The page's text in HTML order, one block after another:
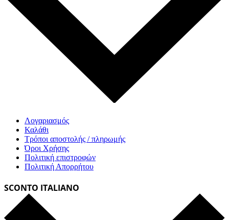
Λογαριασμός
Καλάθι
Τρόποι αποστολής / πληρωμής
Όροι Χρήσης
Πολιτική επιστροφών
Πολιτική Απορρήτου
SCONTO ITALIANO